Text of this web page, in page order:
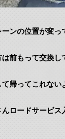
ーンの位置が変
前もって交換し
帰ってこれない
ロードサービス